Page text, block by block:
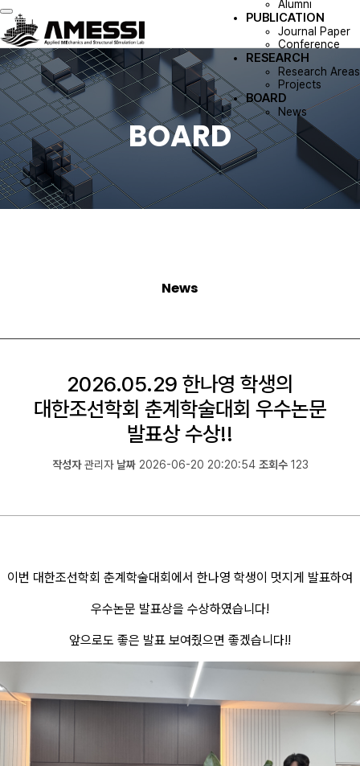
Toggle navigation
Alumni
PUBLICATION
Journal Paper
Conference
RESEARCH
Research Areas
Projects
BOARD
News
BOARD
News
2026.05.29 한나영 학생의
대한조선학회 춘계학술대회 우수논문
발표상 수상!!
작성자관리자 날짜2026-06-20 20:20:54 조회수123
이번 대한조선학회 춘계학술대회에서 한나영 학생이 멋지게 발표하여
우수논문 발표상을 수상하였습니다!
앞으로도 좋은 발표 보여줬으면 좋겠습니다!!